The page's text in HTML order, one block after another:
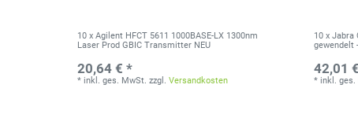
10 x Agilent HFCT 5611 1000BASE-LX 1300nm
Laser Prod GBIC Transmitter NEU
20,64 € *
* inkl. ges. MwSt. zzgl.Versandkosten
10 x Jabra
gewendelt
42,01
* inkl. ges.